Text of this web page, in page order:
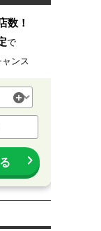
数！
で
ャンス